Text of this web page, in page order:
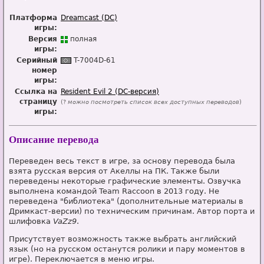
Платформа
игры:
Dreamcast (DC)
Версия
игры:
полная
Серийный
номер
игры:
T-7004D-61
Ссылка на
страницу
игры:
Resident Evil 2 (DC-версия)
(? можно посмотреть список всех доступных переводов)
Описание перевода
Переведен весь текст в игре, за основу перевода была
взята русская версия от Акеллы на ПК. Также были
переведены некоторые графические элементы. Озвучка
выполнена командой Team Raccoon в 2013 году. Не
переведена "библиотека" (дополнительные материалы в
Дримкаст-версии) по техническим причинам. Автор порта и
шлифовка VaZz9.
Присутствует возможность также выбрать английский
язык (но на русском останутся ролики и пару моментов в
игре). Переключается в меню игры.